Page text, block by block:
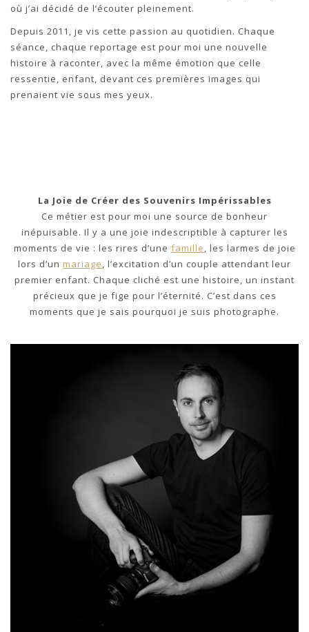
où j’ai décidé de l’écouter pleinement.
Depuis 2011, je vis cette passion au quotidien. Chaque
séance, chaque reportage est pour moi une nouvelle
histoire à raconter, avec la même émotion que celle
ressentie, enfant, devant ces premières images qui
prenaient vie sous mes yeux.
La Joie de Créer des Souvenirs Impérissables
Ce métier est pour moi une source de bonheur
inépuisable. Il y a une joie indescriptible à capturer les
moments de vie : les rires d’une famille, les larmes de joie
lors d’un mariage, l’excitation d’un couple attendant leur
premier enfant. Chaque cliché est une histoire, un instant
précieux que je fige pour l’éternité. C’est dans ces
moments que je sais pourquoi je suis photographe.